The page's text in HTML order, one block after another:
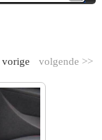
volgende >>
vorige